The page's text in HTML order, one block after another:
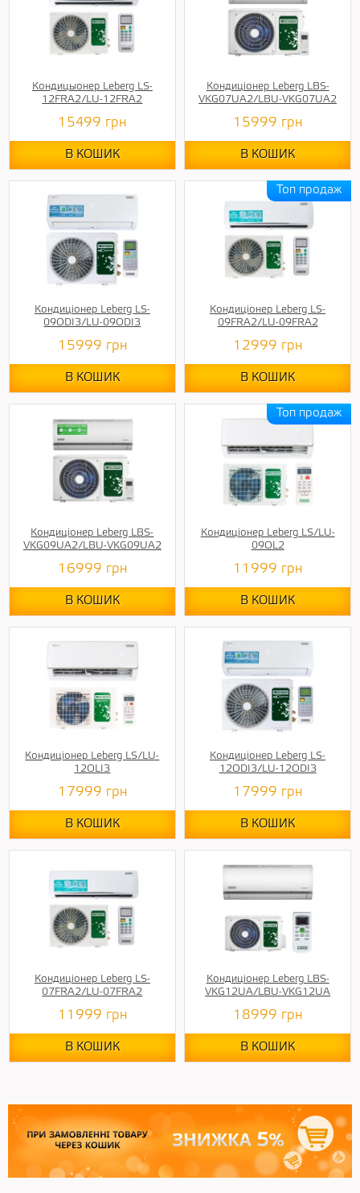
Кондицыонер Leberg LS-
12FRA2/LU-12FRA2
15499 грн
В КОШИК
Кондиціонер Leberg LBS-
VKG07UA2/LBU-VKG07UA2
15999 грн
В КОШИК
Кондиціонер Leberg LS-
09ODI3/LU-09ODI3
15999 грн
В КОШИК
Кондиціонер Leberg LS-
09FRA2/LU-09FRA2
12999 грн
В КОШИК
Кондиціонер Leberg LBS-
VKG09UA2/LBU-VKG09UA2
16999 грн
В КОШИК
Кондиціонер Leberg LS/LU-
09OL2
11999 грн
В КОШИК
Кондиціонер Leberg LS/LU-
12OLI3
17999 грн
В КОШИК
Кондиціонер Leberg LS-
12ODI3/LU-12ODI3
17999 грн
В КОШИК
Кондиціонер Leberg LS-
07FRA2/LU-07FRA2
11999 грн
В КОШИК
Кондиціонер Leberg LBS-
VKG12UA/LBU-VKG12UA
18999 грн
В КОШИК